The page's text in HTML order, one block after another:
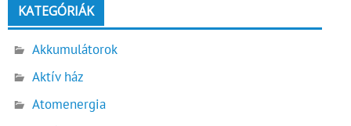
KATEGÓRIÁK
Akkumulátorok
Aktív ház
Atomenergia